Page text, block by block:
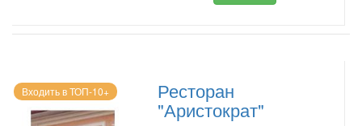
Входить в ТОП-10+ Ресторан
"Аристократ"